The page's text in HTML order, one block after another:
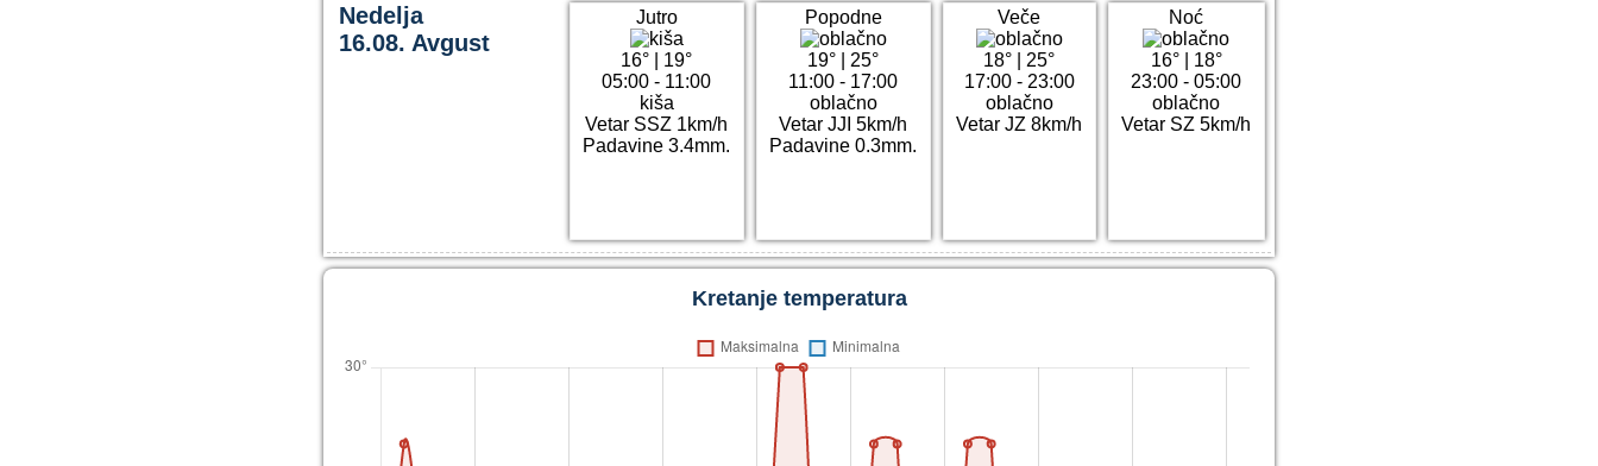
Nedelja
16.08. Avgust
Jutro
16°
19°
05:00 - 11:00
kiša
Vetar SSZ 1km/h
Padavine 3.4mm.
Popodne
19°
25°
11:00 - 17:00
oblačno
Vetar JJI 5km/h
Padavine 0.3mm.
Veče
18°
25°
17:00 - 23:00
oblačno
Vetar JZ 8km/h
Noć
16°| 18°
23:00 - 05:00
oblačno
Vetar SZ 5km/h
Kretanje temperatura